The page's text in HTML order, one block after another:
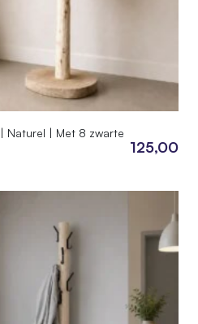
Naturel | Met 8 zwarte
125,00